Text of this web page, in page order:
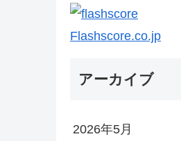
Flashscore.co.jp
アーカイブ
2026年5月